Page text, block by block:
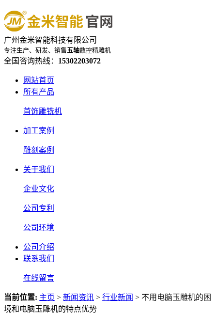
广州金米智能科技有限公司
专注生产、研发、销售五轴数控精雕机
全国咨询热线： 15302203072
网站首页
所有产品
首饰雕铣机
加工案例
雕刻案例
关于我们
企业文化
公司专利
公司环境
公司介绍
联系我们
在线留言
当前位置: 主页 > 新闻资讯 > 行业新闻 > 不用电脑玉雕机的困
境和电脑玉雕机的特点优势